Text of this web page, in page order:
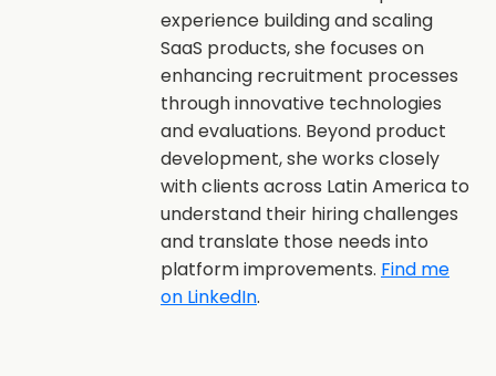
experience building and scaling
SaaS products, she focuses on
enhancing recruitment processes
through innovative technologies
and evaluations. Beyond product
development, she works closely
with clients across Latin America to
understand their hiring challenges
and translate those needs into
platform improvements. Find me
on LinkedIn.